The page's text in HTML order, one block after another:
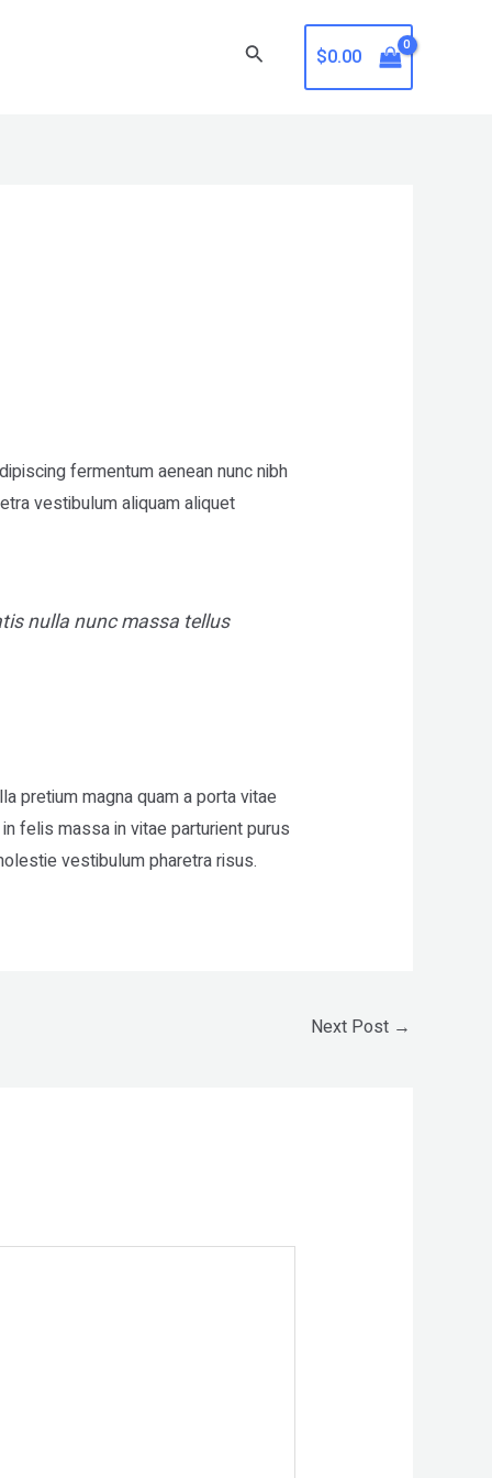
Search $0.00
fermentum aenean nunc nibh
vestibulum aliquam aliquet
nulla nunc massa tellus
pretium magna quam a porta vitae
felis massa in vitae parturient purus
vestibulum pharetra risus.
Next Post →